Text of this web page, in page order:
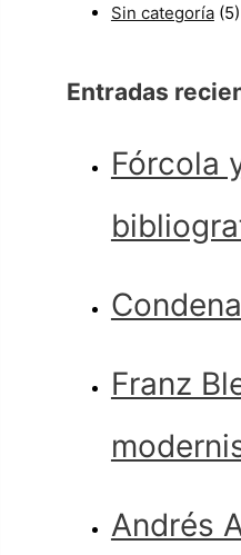
Sin categoría(5)
Entradas
Fórcola
Franz
Andrés